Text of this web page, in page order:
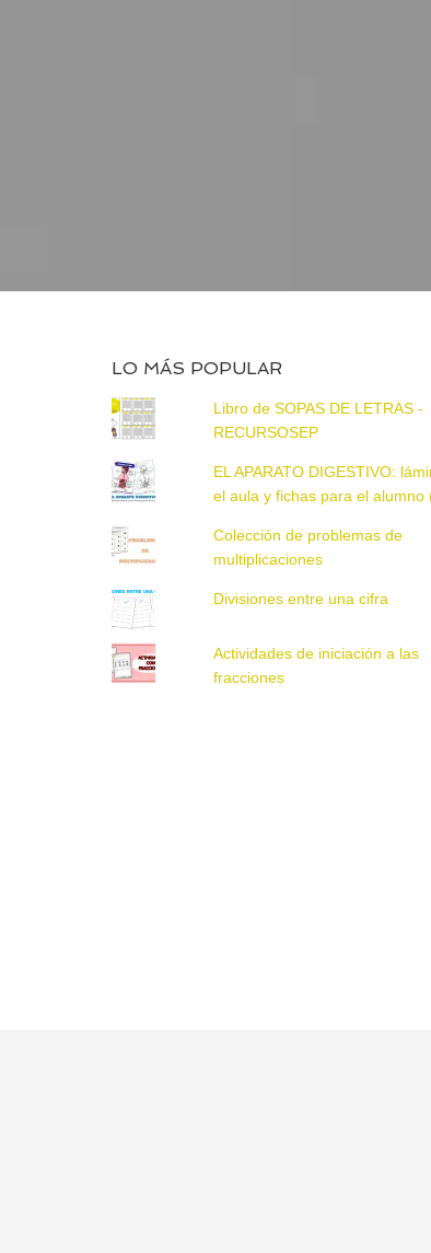
LO MÁS POPULAR
Libro de SOPAS DE LETRAS -
RECURSOSEP
EL APARATO DIGESTIVO:
el aula y fichas para el alumno
Colección de problemas de
multiplicaciones
Divisiones entre una cifra
Actividades de iniciación a las
fracciones